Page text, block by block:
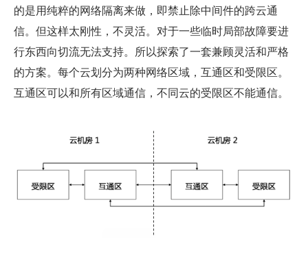
的是用纯粹的网络隔离来做，即禁止除中间件的跨云通
信。但这样太刚性，不灵活。对于一些临时局部故障要进
行东西向切流无法支持。所以探索了一套兼顾灵活和严格
的方案。每个云划分为两种网络区域，互通区和受限区。
互通区可以和所有区域通信，不同云的受限区不能通信。